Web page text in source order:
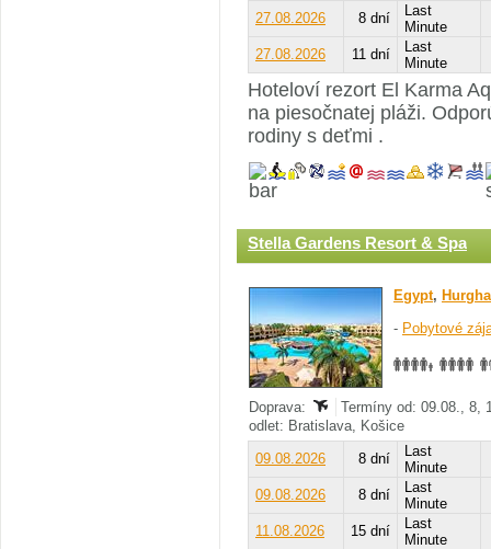
27.08.2026
8 dní
Last
Minute
27.08.2026
11 dní
Last
Minute
Hoteloví rezort El Karma
na piesočnatej pláži.
rodiny s deťmi .
Stella Gardens Resort & Spa
Egypt,
- Pobytové
Doprava:
Termíny od: 09.08., 8,
odlet: Bratislava, Košice
09.08.2026
8 dní
Last
Minute
09.08.2026
8 dní
Last
Minute
11.08.2026
15 dní
Last
Minute